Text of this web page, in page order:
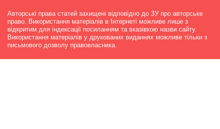
Авторські права статей захищені відповідно до ЗУ про авторське
право. Використання матеріалів в Інтернеті можливе лише з
відкритим для індексації посиланням та вказівкою назви сайту.
Використання матеріалів у друкованих виданнях можливе тільки з
письмового дозволу правовласника.